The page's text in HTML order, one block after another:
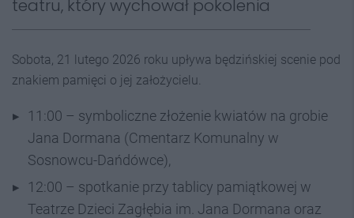
teatru, który wychował pokolenia
Sobota, 21 lutego 2026 roku upływa będzińskiej scenie pod
znakiem pamięci o jej założycielu.
11:00 – symboliczne złożenie kwiatów na grobie
Jana Dormana (Cmentarz Komunalny w
Sosnowcu-Dańdówce),
12:00 – spotkanie przy tablicy pamiątkowej w
Teatrze Dzieci Zagłębia im. Jana Dormana oraz